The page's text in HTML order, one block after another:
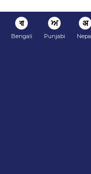
বা
Bengali
ਅ
Punjabi
अ